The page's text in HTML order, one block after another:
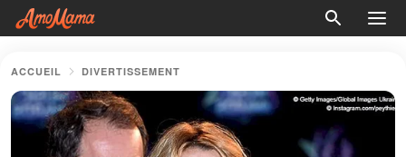
ACCUEIL DIVERTISSEMENT